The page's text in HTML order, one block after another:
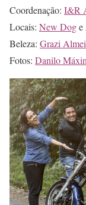
Coordenação: I&R
Locais: New Doge
Beleza: Grazi
Fotos: Danilo